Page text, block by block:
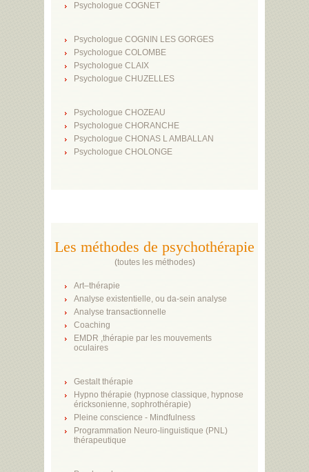
Psychologue COGNET
Psychologue COGNIN LES GORGES
Psychologue COLOMBE
Psychologue CLAIX
Psychologue CHUZELLES
Psychologue CHOZEAU
Psychologue CHORANCHE
Psychologue CHONAS L AMBALLAN
Psychologue CHOLONGE
Les méthodes de psychothérapie
(toutes les méthodes)
Art–thérapie
Analyse existentielle, ou da-sein analyse
Analyse transactionnelle
Coaching
EMDR ,thérapie par les mouvements
oculaires
Gestalt thérapie
Hypno thérapie (hypnose classique, hypnose
éricksonienne, sophrothérapie)
Pleine conscience - Mindfulness
Programmation Neuro-linguistique (PNL)
thérapeutique